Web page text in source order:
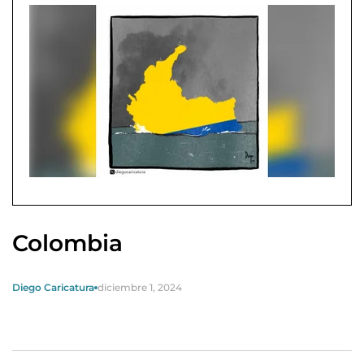
Colombia
Diego Caricatura diciembre 1, 2024